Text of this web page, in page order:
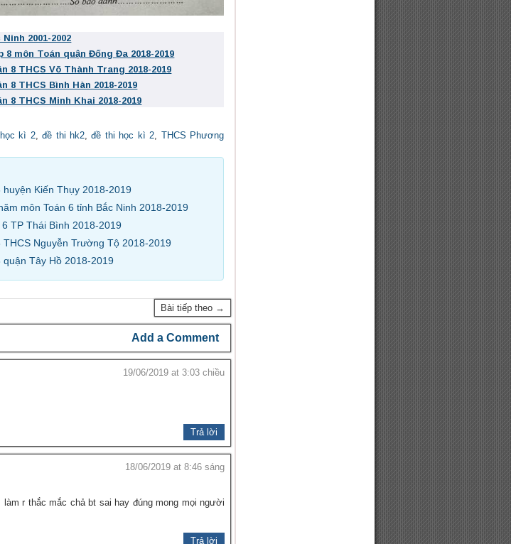
2001-2002
môn Toán quận Đống Đa 2018-2019
8 THCS Võ Thành Trang 2018-2019
8 THCS Bình Hàn 2018-2019
8 THCS Minh Khai 2018-2019
kì 2,đề thi hk2 ,đề thi học kì 2
THCS Phương
Kiến Thụy 2018-2019
môn Toán 6 tỉnh Bắc Ninh 2018-2019
TP Thái Bình 2018-2019
Nguyễn Trường Tộ 2018-2019
Tây Hồ 2018-2019
Bài tiếp theo →
Add a Comment
19/06/2019 at 3:03 chiều
Trả lời
18/06/2019 at 8:46 sáng
r thắc mắc chả bt sai hay đúng mong mọi người
Trả lời